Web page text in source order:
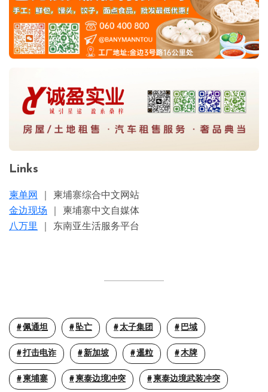
Links
柬单网
｜ 柬埔寨综合中文网站
金边现场 ｜ 柬埔寨中文自媒体
八万里 ｜ 东南亚生活服务平台
佩通坦 坠亡 太子集团 巴域
打击电诈 新加坡 暹粒 木牌
柬埔寨 柬泰边境冲突 柬泰边境武装冲突